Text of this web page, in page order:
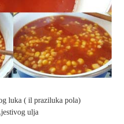
luka ( il praziluka pola)
ulja